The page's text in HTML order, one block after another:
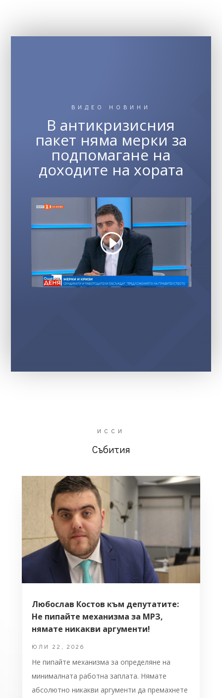
ВИДЕО НОВИНИ
В антикризисния
пакет няма мерки за
подпомагане на
доходите на хората
ИССИ
Събития
Любослав Костов към депутатите:
Не пипайте механизма за МРЗ,
нямате никакви аргументи!
ЮЛИ 22, 2026
Не пипайте механизма за определяне на
минималната работна заплата. Нямате
абсолютно никакви аргументи да премахнете